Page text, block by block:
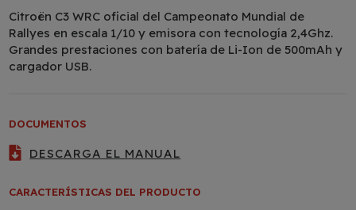
Citroën C3 WRC oficial del Campeonato Mundial de
Rallyes en escala 1/10 y emisora con tecnología 2,4Ghz.
Grandes prestaciones con batería de Li-Ion de 500mAh y
cargador USB.
DOCUMENTOS
DESCARGA EL MANUAL
CARACTERÍSTICAS DEL PRODUCTO